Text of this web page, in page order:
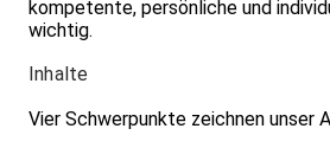
kompetente, persönliche und
wichtig.
Inhalte
Vier Schwerpunkte zeichnen unser